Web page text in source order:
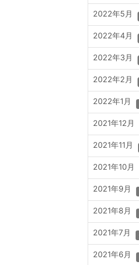
2022年5月
2022年4月
2022年3月
2022年2月
2022年1月
2021年12月
2021年11月
2021年10月
2021年9月
2021年8月
2021年7月
2021年6月